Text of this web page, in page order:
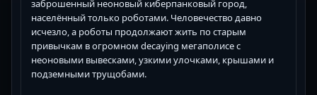
заброшенный неоновый киберпанковый город,
населённый только роботами. Человечество давно
исчезло, а роботы продолжают жить по старым
привычкам в огромном decaying мегаполисе с
неоновыми вывесками, узкими улочками, крышами и
подземными трущобами.